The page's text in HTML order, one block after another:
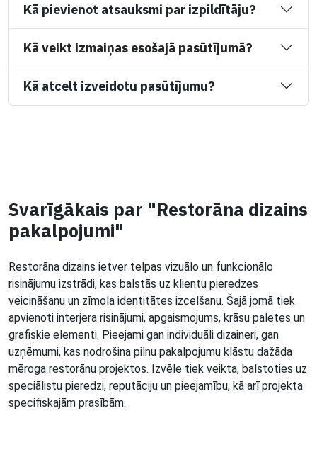
Kā pievienot atsauksmi par izpildītāju?
Kā veikt izmaiņas esošajā pasūtījumā?
Kā atcelt izveidotu pasūtījumu?
Svarīgākais par "Restorāna dizains
pakalpojumi"
Restorāna dizains ietver telpas vizuālo un funkcionālo
risinājumu izstrādi, kas balstās uz klientu pieredzes
veicināšanu un zīmola identitātes izcelšanu. Šajā jomā tiek
apvienoti interjera risinājumi, apgaismojums, krāsu paletes un
grafiskie elementi. Pieejami gan individuāli dizaineri, gan
uzņēmumi, kas nodrošina pilnu pakalpojumu klāstu dažāda
mēroga restorānu projektos. Izvēle tiek veikta, balstoties uz
speciālistu pieredzi, reputāciju un pieejamību, kā arī projekta
specifiskajām prasībām.